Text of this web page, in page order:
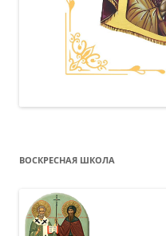
ВОСКРЕСНАЯ ШКОЛА